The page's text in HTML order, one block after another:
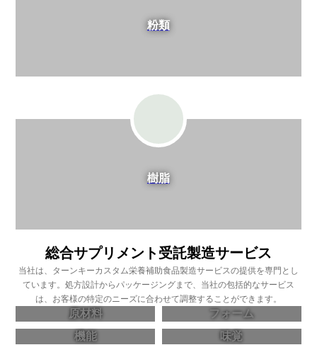
粉類
樹脂
総合サプリメント受託製造サービス
当社は、ターンキーカスタム栄養補助食品製造サービスの提供を専門とし
ています。処方設計からパッケージングまで、当社の包括的なサービス
は、お客様の特定のニーズに合わせて調整することができます。
原材料
フォーム
機能
味覚